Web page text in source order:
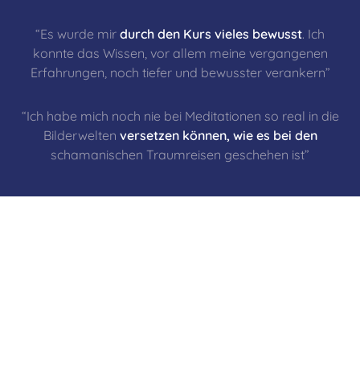
“Es wurde mir durch den Kurs vieles bewusst. Ich
konnte das Wissen, vor allem meine vergangenen
Erfahrungen, noch tiefer und bewusster verankern”
“Ich habe mich noch nie bei Meditationen so real in die
Bilderwelten versetzen können, wie es bei den
schamanischen Traumreisen geschehen ist”